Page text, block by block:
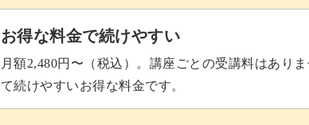
お得な料金で続けやすい
月額2,480円〜（税込）。講座ごとの受講料はあり
て続けやすいお得な料金です。